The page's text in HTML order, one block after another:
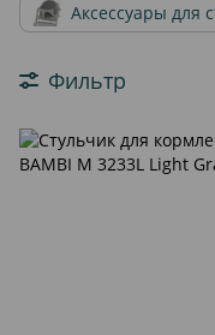
Аксессуары для
Фильтр